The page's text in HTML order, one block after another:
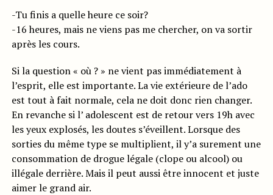
-Tu finis a quelle heure ce soir?
-16 heures, mais ne viens pas me chercher, on va sortir
après les cours.
Si la question « où ? » ne vient pas immédiatement à
l’esprit, elle est importante. La vie extérieure de l’ado
est tout à fait normale, cela ne doit donc rien changer.
En revanche si l’ adolescent est de retour vers 19h avec
les yeux explosés, les doutes s’éveillent. Lorsque des
sorties du même type se multiplient, il y’a surement une
consommation de drogue légale (clope ou alcool) ou
illégale derrière. Mais il peut aussi être innocent et juste
aimer le grand air.